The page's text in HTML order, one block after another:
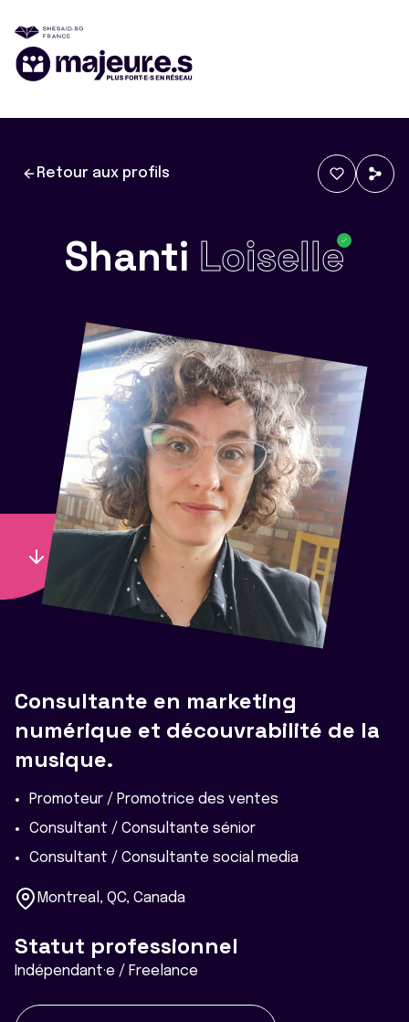
Retour aux profils
Shanti Loiselle
Consultante en marketing
numérique et découvrabilité de la
musique.
Promoteur / Promotrice des ventes
Consultant / Consultante sénior
Consultant / Consultante social media
Montreal, QC, Canada
Statut professionnel
Indépendant·e / Freelance